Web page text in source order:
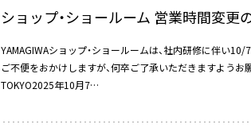
ショップ・ショールーム 営業時間変更
YAMAGIWAショップ・ショールームは、社内研修に伴い
ご不便をおかけしますが、何卒ご了承いただきますよう
TOKYO2025年10月7…